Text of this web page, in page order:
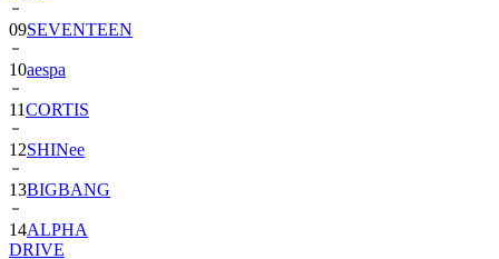
10aespa
11CORTIS
12SHINee
13BIGBANG
14ALPHA
DRIVE
ONE)